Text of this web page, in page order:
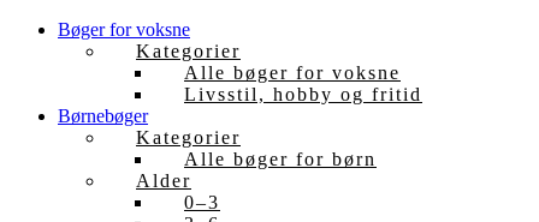
Bøger for voksne
Kategorier
Alle bøger for voksne
Livsstil, hobby og fritid
Børnebøger
Kategorier
Alle bøger for børn
Alder
0–3